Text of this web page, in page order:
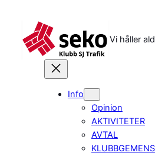
innehåll
Vi håller
Info
Opinion
AKTIVITETER
AVTAL